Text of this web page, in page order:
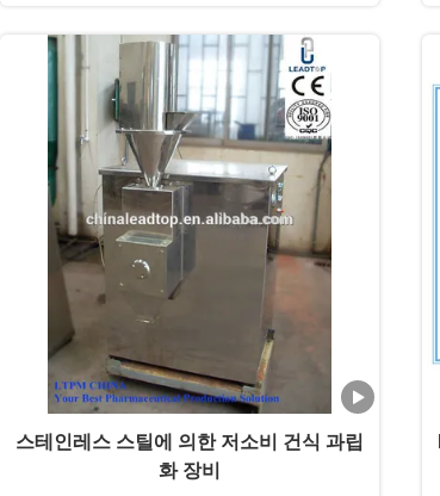
스테인레스 스틸에 의한 저소비 건식 과립
화 장비